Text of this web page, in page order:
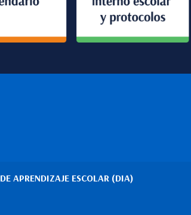
APRENDIZAJE ESCOLAR (DIA)